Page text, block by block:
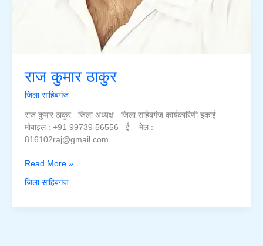
राज कुमार ठाकुर
जिला साहिबगंज
राज कुमार ठाकुर जिला अध्यक्ष जिला साहेबगंज कार्यकारिणी इकाई
मोबाइल : +91 99739 56556 ई – मेल :
816102raj@gmail.com
राज
कुमार
ठाकुर
Read More »
जिला साहिबगंज